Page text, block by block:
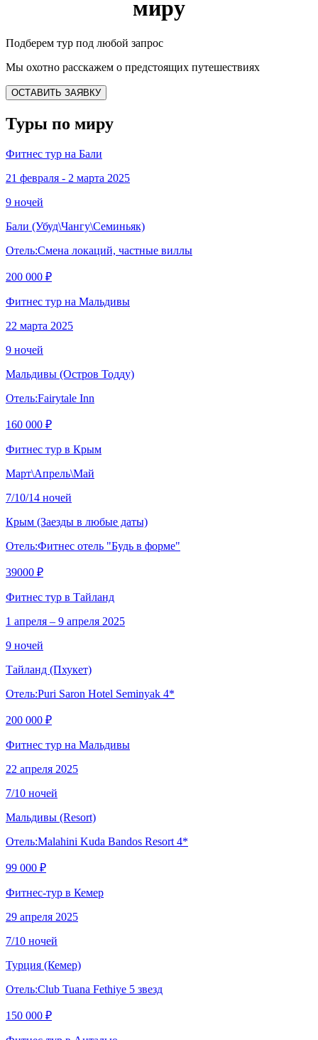
миру
Подберем тур под любой запрос
Мы охотно расскажем о предстоящих путешествиях
ОСТАВИТЬ ЗАЯВКУ
Туры по миру
Фитнес тур на Бали
21 февраля - 2 марта 2025
9 ночей
Бали (Убуд\Чангу\Семиньяк)
Отель:Смена локаций, частные виллы
200 000 ₽
Фитнес тур на Мальдивы
22 марта 2025
9 ночей
Мальдивы (Остров Тодду)
Отель:Fairytale Inn
160 000 ₽
Фитнес тур в Крым
Март\Апрель\Май
7/10/14 ночей
Крым (Заезды в любые даты)
Отель:Фитнес отель "Будь в форме"
39000 ₽
Фитнес тур в Тайланд
1 апреля – 9 апреля 2025
9 ночей
Тайланд (Пхукет)
Отель:Puri Saron Hotel Seminyak 4*
200 000 ₽
Фитнес тур на Мальдивы
22 апреля 2025
7/10 ночей
Мальдивы (Resort)
Отель:Malahini Kuda Bandos Resort 4*
99 000 ₽
Фитнес-тур в Кемер
29 апреля 2025
7/10 ночей
Турция (Кемер)
Отель:Club Tuana Fethiye 5 звезд
150 000 ₽